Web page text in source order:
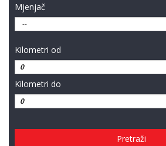
Mjenjač
Kilometri od
Kilometri do
Pretraži